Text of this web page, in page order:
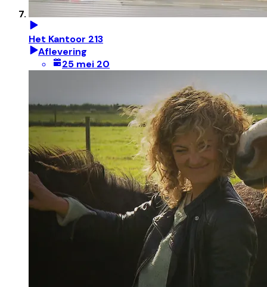
Het Kantoor 213
Aflevering
25 mei 20